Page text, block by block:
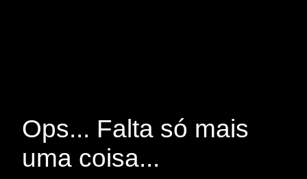
Ops... Falta só mais
uma coisa...